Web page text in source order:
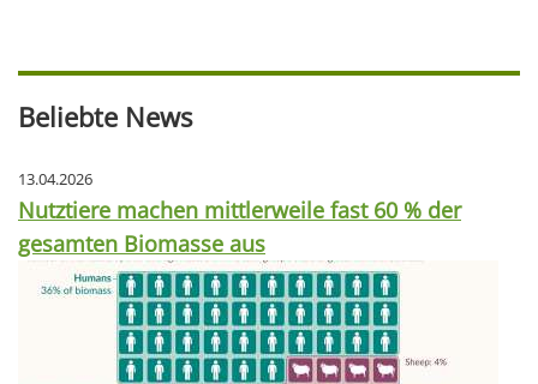
Beliebte News
13.04.2026
Nutztiere machen mittlerweile fast 60 % der
gesamten Biomasse aus